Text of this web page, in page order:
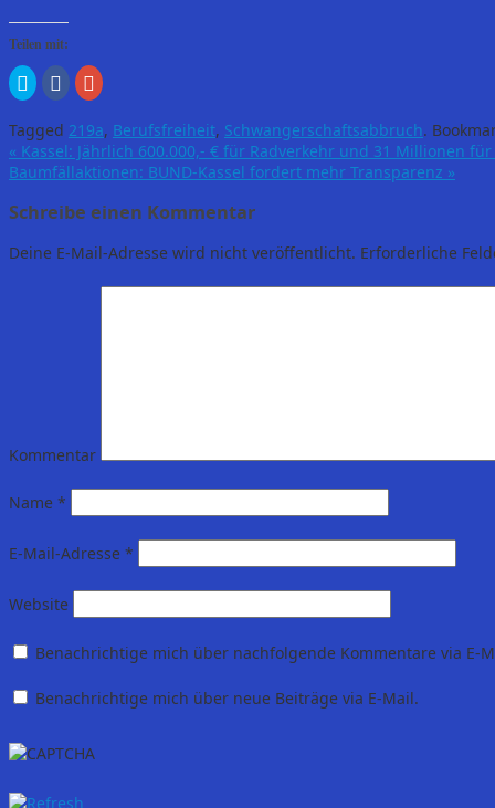
Teilen mit:
Klick,
um
über
zu
teilen
(Wird
in
neuem
geöffnet)
Klick,
um
zu
teilen
(Wird
in
neuem
geöffnet)
Zum
Teilen
anklicken
(Wird
in
neuem
Fenster
Tagged 219a, Berufsfreiheit, Schwangerschaftsabbruch.
« Kassel: Jährlich 600.000,- € für Radverkehr und 31 Millionen für
Baumfällaktionen: BUND-Kassel fordert mehr Transparenz »
Schreibe einen Kommentar
Deine E-Mail-Adresse wird nicht veröffentlicht. Erforderliche
Kommentar
Name *
E-Mail-Adresse *
Website
Benachrichtige mich über nachfolgende Kommentare via E-
Benachrichtige mich über neue Beiträge via E-Mail.